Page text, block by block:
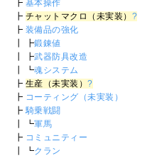
┣ 基本操作
┣ チャットマクロ（未実装） ?
┣ 装備品の強化
┃ ┣鍛錬値
┃ ┣武器防具改造
┃ ┗魂システム
┣ 生産（未実装）?
┣ コーティング（未実装）
┣ 騎乗戦闘
┃ ┗軍馬
┣ コミュニティー
┃ ┗クラン